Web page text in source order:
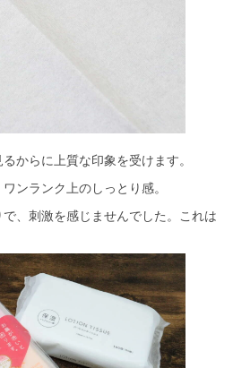
からに上質な印象を受けます。
ンランク上のしっとり感。
、刺激を感じませんでした。これは